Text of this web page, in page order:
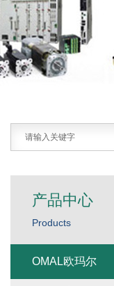
产品中心
Products
OMAL欧玛尔